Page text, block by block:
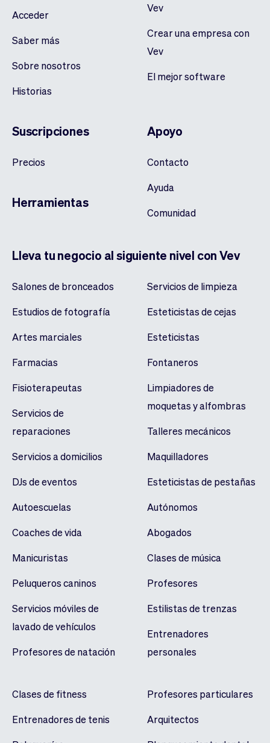
Acceder
Saber más
Sobre nosotros
Historias
Vev
Crear una empresa con
Vev
El mejor software
Suscripciones
Precios
Herramientas
Apoyo
Contacto
Ayuda
Comunidad
Lleva tu negocio al siguiente nivel con Vev
Salones de bronceados
Estudios de fotografía
Artes marciales
Farmacias
Fisioterapeutas
Servicios de
reparaciones
Servicios a domicilios
DJs de eventos
Autoescuelas
Coaches de vida
Manicuristas
Peluqueros caninos
Servicios móviles de
lavado de vehículos
Profesores de natación
Servicios de limpieza
Esteticistas de cejas
Esteticistas
Fontaneros
Limpiadores de
moquetas y alfombras
Talleres mecánicos
Maquilladores
Esteticistas de pestañas
Autónomos
Abogados
Clases de música
Profesores
Estilistas de trenzas
Entrenadores
personales
Clases de fitness
Entrenadores de tenis
Profesores particulares
Arquitectos